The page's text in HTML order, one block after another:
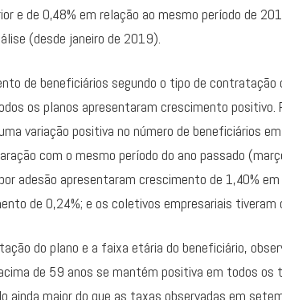
e de 0,48% em relação ao mesmo período de
(desde janeiro de 2019).
de beneficiários segundo o tipo de contratação
os planos apresentaram crescimento positivo.
variação positiva no número de beneficiários
com o mesmo período do ano passado
adesão apresentaram crescimento de 1,40%
de 0,24%; e os coletivos empresariais tiveram
do plano e a faixa etária do beneficiário,
de 59 anos se mantém positiva em todos os
ainda maior do que as taxas observadas em